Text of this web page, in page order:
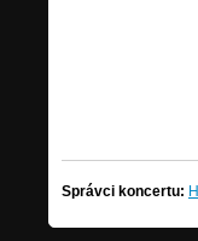
Správci koncertu: